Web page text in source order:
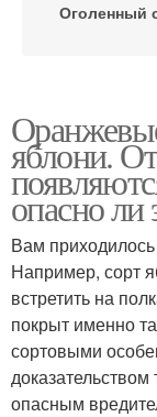
Оголенный
яблони.
опасно ли
Вам приходилось
Например, сорт
встретить на
покрыт именно
сортовыми
опасным